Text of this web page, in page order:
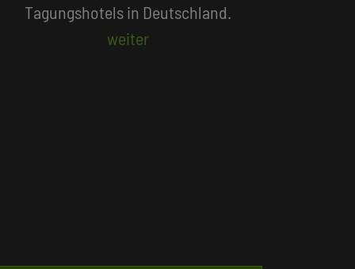
Beliebte Suchlisten